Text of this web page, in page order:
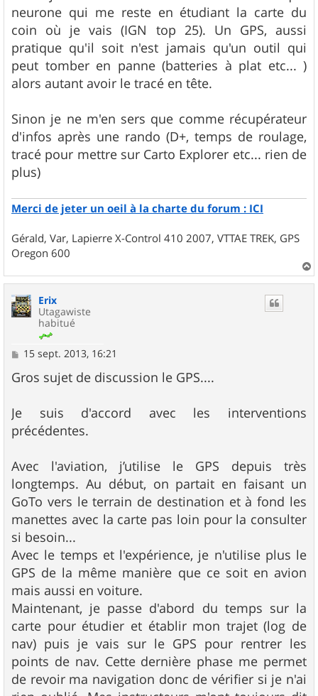
neurone qui me reste en étudiant la carte du
coin où je vais (IGN top 25). Un GPS, aussi
pratique qu'il soit n'est jamais qu'un outil qui
peut tomber en panne (batteries à plat etc... )
alors autant avoir le tracé en tête.
Sinon je ne m'en sers que comme récupérateur
d'infos après une rando (D+, temps de roulage,
tracé pour mettre sur Carto Explorer etc... rien de
plus)
Merci de jeter un oeil à la charte du forum : ICI
Gérald, Var, Lapierre X-Control 410 2007, VTTAE TREK, GPS
Oregon 600
a
Erix
Utagawiste
habitué
M
s
s
g
e
15 sept. 2013, 16:21
Gros sujet de discussion le GPS....
Je suis d'accord avec les interventions
précédentes.
Avec l'aviation, j’utilise le GPS depuis très
longtemps. Au début, on partait en faisant un
GoTo vers le terrain de destination et à fond les
manettes avec la carte pas loin pour la consulter
si besoin...
Avec le temps et l'expérience, je n'utilise plus le
GPS de la même manière que ce soit en avion
mais aussi en voiture.
Maintenant, je passe d'abord du temps sur la
carte pour étudier et établir mon trajet (log de
nav) puis je vais sur le GPS pour rentrer les
points de nav. Cette dernière phase me permet
de revoir ma navigation donc de vérifier si je n'ai